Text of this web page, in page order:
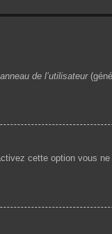
de l’utilisateur
cette option vous